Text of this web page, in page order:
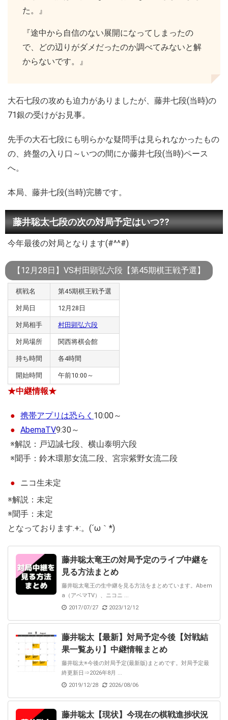
た。』
『途中から自信のない展開になってしまったの
で、どの辺りがダメだったのか調べてみないと解
からないです。』
大石七段の攻めも迫力がありましたが、藤井七段(当時)の
71銀の受けがお見事。
先手の大石七段にも明らかな疑問手は見られなかったもの
の、終盤の入り口～いつの間にか藤井七段(当時)ペース
へ。
本局、藤井七段(当時)完勝です。
藤井聡太七段の次の対局予定はいつ??
今年最後の対局となります(#^^#)
【12月28日】VS村田顕弘六段【第45期棋王戦予選】
棋戦名 第45期棋王戦予選
対局日 12月28日
対局相手 村田顕弘六段
対局場所 関西将棋会館
持ち時間 各4時間
開始時間 午前10:00～
★中継情報★
携帯アプリは恐らく 10:00～
AbemaTV9:30～
※解説：戸辺誠七段、横山泰明六段
※聞手：鈴木環那女流二段、宮宗紫野女流二段
ニコ生未定
※解説：未定
※聞手：未定
となっております.+:。(´ω｀*)
藤井聡太竜王の対局予定のライブ中継を
見る方法まとめ
藤井聡太竜王の生中継を見る方法をまとめています。Abem
a（アベマTV）、ニコニ ...
2017/07/27
2023/12/12
藤井聡太【最新】対局予定今後【対戦結
果一覧あり】中継情報まとめ
藤井聡太※今後の対局予定(最新版)まとめです。対局予定最
終更新日⇒2026年8月 ...
2019/12/28
2026/08/06
藤井聡太【現状】今現在の棋戦進捗状況